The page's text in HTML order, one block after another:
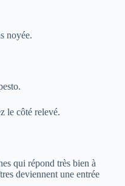
noyée.
le côté relevé.
qui répond très bien à
deviennent une entrée